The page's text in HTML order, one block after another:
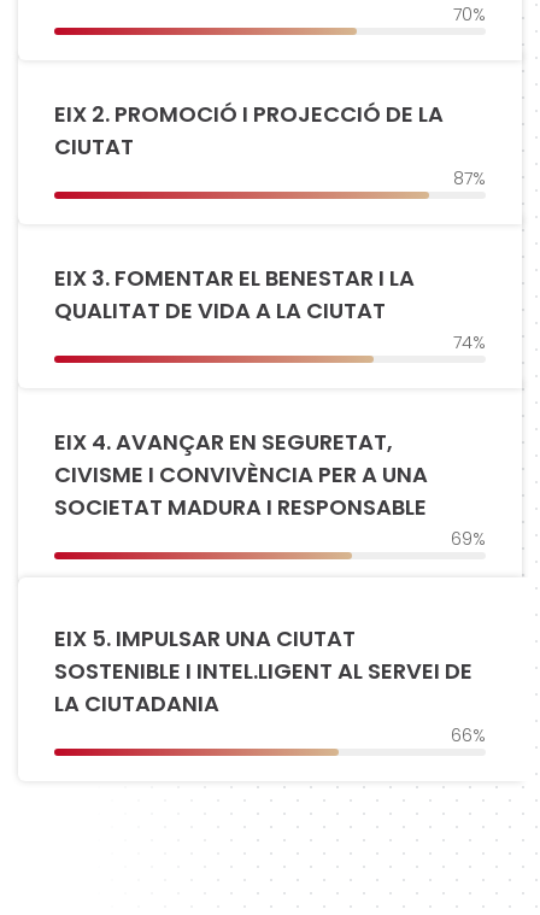
70%
EIX 2. PROMOCIÓ I PROJECCIÓ DE LA
CIUTAT
87%
EIX 3. FOMENTAR EL BENESTAR I LA
QUALITAT DE VIDA A LA CIUTAT
74%
EIX 4. AVANÇAR EN SEGURETAT,
CIVISME I CONVIVÈNCIA PER A UNA
SOCIETAT MADURA I RESPONSABLE
69%
EIX 5. IMPULSAR UNA CIUTAT
SOSTENIBLE I INTEL.LIGENT AL SERVEI DE
LA CIUTADANIA
66%